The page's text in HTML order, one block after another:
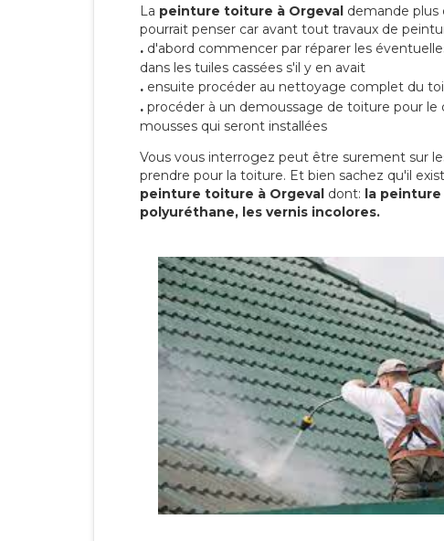
La peinture toiture à Orgeval demande plus
pourrait penser car avant tout travaux de
. d'abord commencer par réparer les
dans les tuiles cassées s'il y en avait
. ensuite procéder au nettoyage complet du
. procéder à un demoussage de toiture pour le
mousses qui seront installées
Vous vous interrogez peut être surement sur
prendre pour la toiture. Et bien sachez qu'il
peinture toiture à Orgeval dont: la
polyuréthane, les vernis incolores.